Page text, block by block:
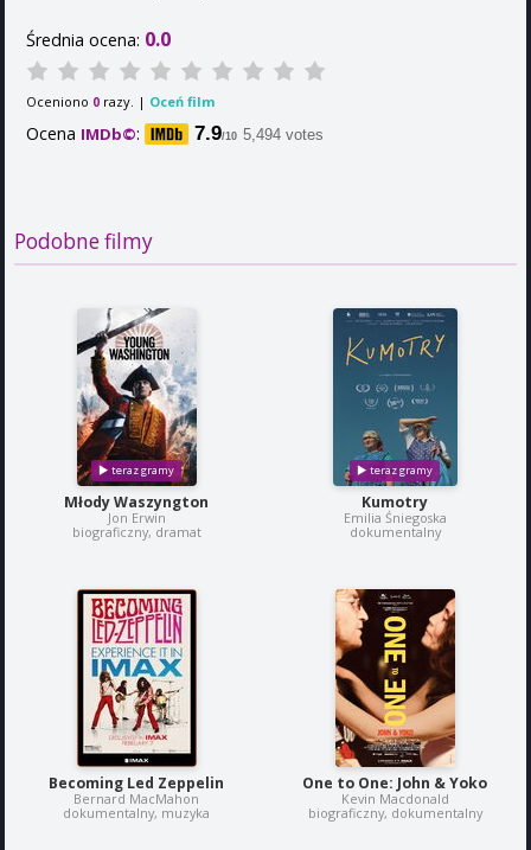
Średnia ocena: 0.0
Oceniono 0 razy. | Oceń film
Ocena IMDb©: 7.9/10 5,494 votes
Podobne filmy
Młody Waszyngton
Jon Erwin
biograficzny, dramat
Kumotry
Emilia Śniegoska
dokumentalny
Becoming Led Zeppelin
Bernard MacMahon
dokumentalny, muzyka
One to One: John & Yoko
Kevin Macdonald
biograficzny, dokumentalny